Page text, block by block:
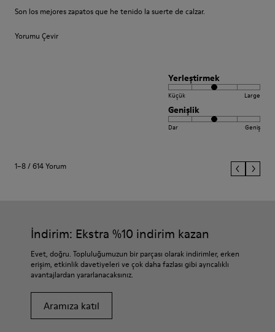
Son los mejores zapatos que he tenido la suerte de calzar.
Yorumu Çevir
Yerleştirmek
Küçük Large
Genişlik
Dar Geniş
1–8 / 614 Yorum
İndirim: Ekstra %10 indirim kazan
Evet, doğru. Topluluğumuzun bir parçası olarak indirimler, erken
erişim, etkinlik davetiyeleri ve çok daha fazlası gibi ayrıcalıklı
avantajlardan yararlanacaksınız.
Aramıza katıl